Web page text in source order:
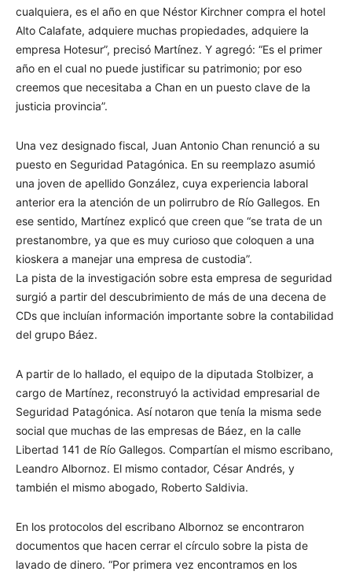
cualquiera, es el año en que Néstor Kirchner compra el hotel
Alto Calafate, adquiere muchas propiedades, adquiere la
empresa Hotesur”, precisó Martínez. Y agregó: “Es el primer
año en el cual no puede justificar su patrimonio; por eso
creemos que necesitaba a Chan en un puesto clave de la
justicia provincia”.
Una vez designado fiscal, Juan Antonio Chan renunció a su
puesto en Seguridad Patagónica. En su reemplazo asumió
una joven de apellido González, cuya experiencia laboral
anterior era la atención de un polirrubro de Río Gallegos. En
ese sentido, Martínez explicó que creen que “se trata de un
prestanombre, ya que es muy curioso que coloquen a una
kioskera a manejar una empresa de custodia”.
La pista de la investigación sobre esta empresa de seguridad
surgió a partir del descubrimiento de más de una decena de
CDs que incluían información importante sobre la contabilidad
del grupo Báez.
A partir de lo hallado, el equipo de la diputada Stolbizer, a
cargo de Martínez, reconstruyó la actividad empresarial de
Seguridad Patagónica. Así notaron que tenía la misma sede
social que muchas de las empresas de Báez, en la calle
Libertad 141 de Río Gallegos. Compartían el mismo escribano,
Leandro Albornoz. El mismo contador, César Andrés, y
también el mismo abogado, Roberto Saldivia.
En los protocolos del escribano Albornoz se encontraron
documentos que hacen cerrar el círculo sobre la pista de
lavado de dinero. “Por primera vez encontramos en los